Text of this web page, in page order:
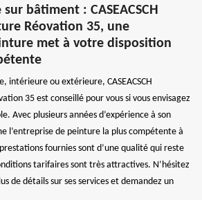
bâtiment : CASEACSCH
Réovation 35, une
met à votre disposition
intérieure ou extérieure, CASEACSCH
35 est conseillé pour vous si vous envisagez
Avec plusieurs années d’expérience à son
l’entreprise de peinture la plus compétente à
fournies sont d’une qualité qui reste
tarifaires sont très attractives. N’hésitez
de détails sur ses services et demandez un